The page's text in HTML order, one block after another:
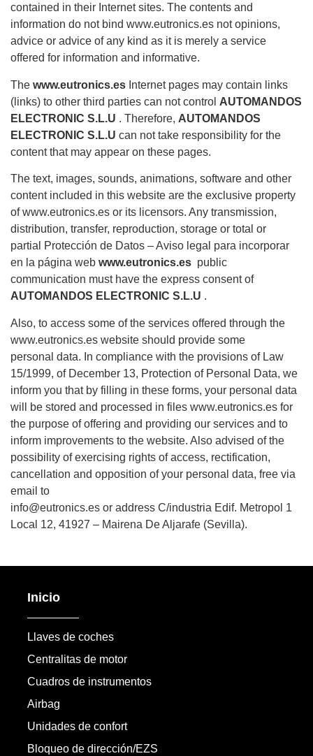
contained in their Internet sites. The contents and
information do not bind www.eutronics.es not opinions,
advice or advice of any kind as it is merely a service
offered for information and informative.
The www.eutronics.es Internet pages may contain links
(links) to other third parties can not control AUTOMANDOS
ELECTRONIC S.L.U . Therefore, AUTOMANDOS
ELECTRONIC S.L.U can not take responsibility for the
content that may appear on these pages.
The text, images, sounds, animations, software and other
content included in this website are the exclusive property
of www.eutronics.es or its licensors. Any transmission,
distribution, transfer, reproduction, storage or total or
partial Protección de Datos – Aviso legal para incorporar
en la página web www.eutronics.es public
communication must have the express consent of
AUTOMANDOS ELECTRONIC S.L.U .
Also, to access some of the services offered through the
www.eutronics.es website should provide some
personal data. In compliance with the provisions of Law
15/1999, of December 13, Protection of Personal Data, we
inform you that by filling in these forms, your personal data
will be stored and processed in files www.eutronics.es for
the purpose of offering and providing our services and to
inform improvements to the website. Also advised of the
possibility of exercising rights of access, rectification,
cancellation and opposition of your personal data, free via
email to
info@eutronics.es or address C/industria Edif. Metropol 1
Local 12, 41927 – Mairena De Aljarafe (Sevilla).
Inicio
Llaves de coches
Centralitas de motor
Cuadros de instrumentos
Airbag
Unidades de confort
Bloqueo de dirección/EZS